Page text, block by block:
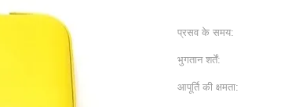
प्रसव के समय:
भुगतान शर्तें:
आपूर्ति की क्षमता: